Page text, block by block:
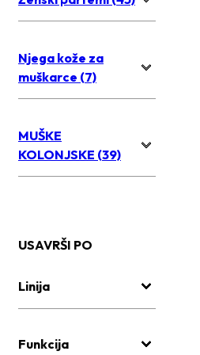
Njega kože za
muškarce (7)
MUŠKE
KOLONJSKE (39)
USAVRŠI PO
Linija
Funkcija